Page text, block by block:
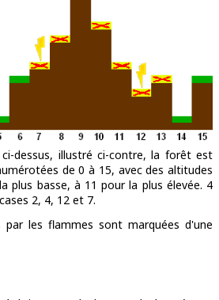
dessus, illustré ci-contre, la forêt est
de 0 à 15, avec des altitudes
plus basse, à 11 pour la plus élevée. 4
2, 4, 12 et 7.
par les flammes sont marquées d'une